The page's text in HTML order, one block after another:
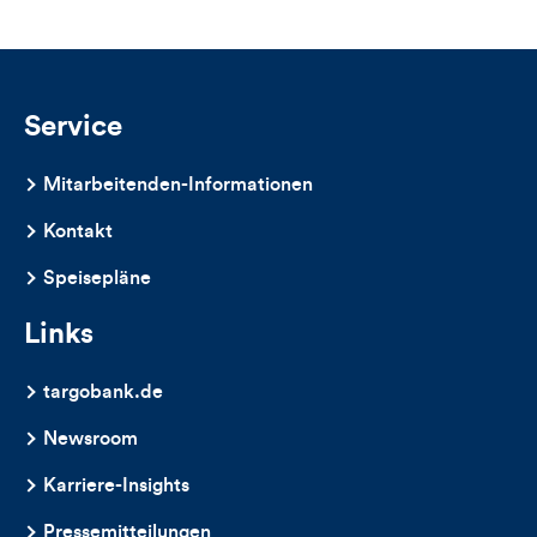
Kommentare
dieses
Artikels
Service
Mitarbeitenden-Informationen
Kontakt
Speisepläne
Links
targobank.de
Newsroom
Karriere-Insights
Pressemitteilungen